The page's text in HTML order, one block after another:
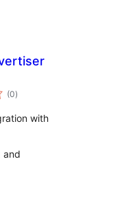
(0টা
মুঠ)
with
and